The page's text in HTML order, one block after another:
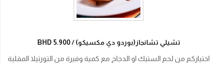
تشيلي تشانجاز(بوردو دي مكسيكو) BHD 5.900
اختياركم من لحم الستيك او الدجاج مع كمية وفيرة من التورتيلا المقلية